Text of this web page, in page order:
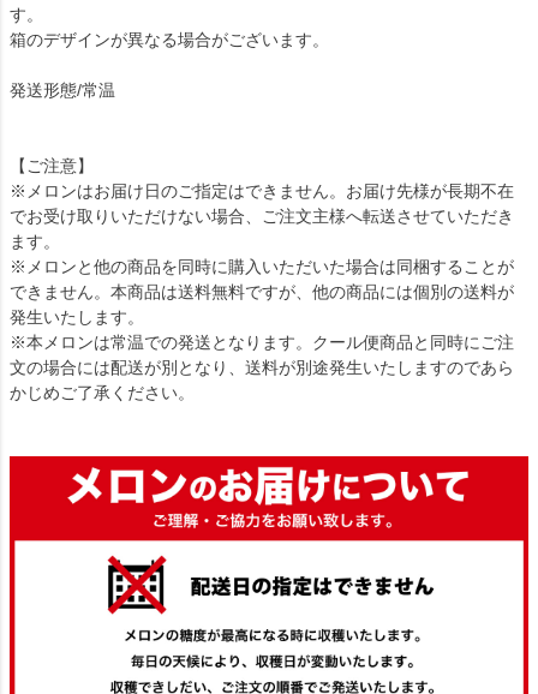
す。
箱のデザインが異なる場合がございます。
発送形態/常温
【ご注意】
※メロンはお届け日のご指定はできません。お届け先様が長期不在
でお受け取りいただけない場合、ご注文主様へ転送させていただき
ます。
※メロンと他の商品を同時に購入いただいた場合は同梱することが
できません。本商品は送料無料ですが、他の商品には個別の送料が
発生いたします。
※本メロンは常温での発送となります。クール便商品と同時にご注
文の場合には配送が別となり、送料が別途発生いたしますのであら
かじめご了承ください。